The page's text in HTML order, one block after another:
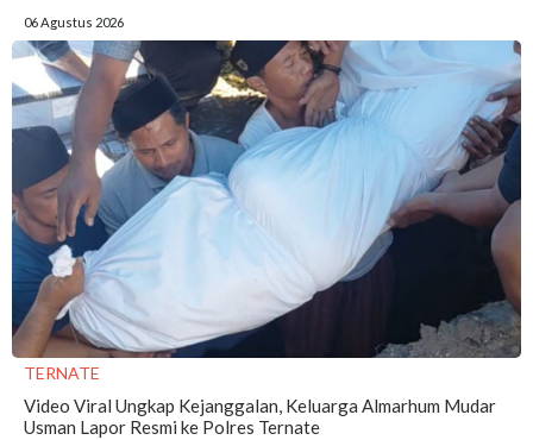
06 Agustus 2026
TERNATE
Video Viral Ungkap Kejanggalan, Keluarga Almarhum Mudar
Usman Lapor Resmi ke Polres Ternate